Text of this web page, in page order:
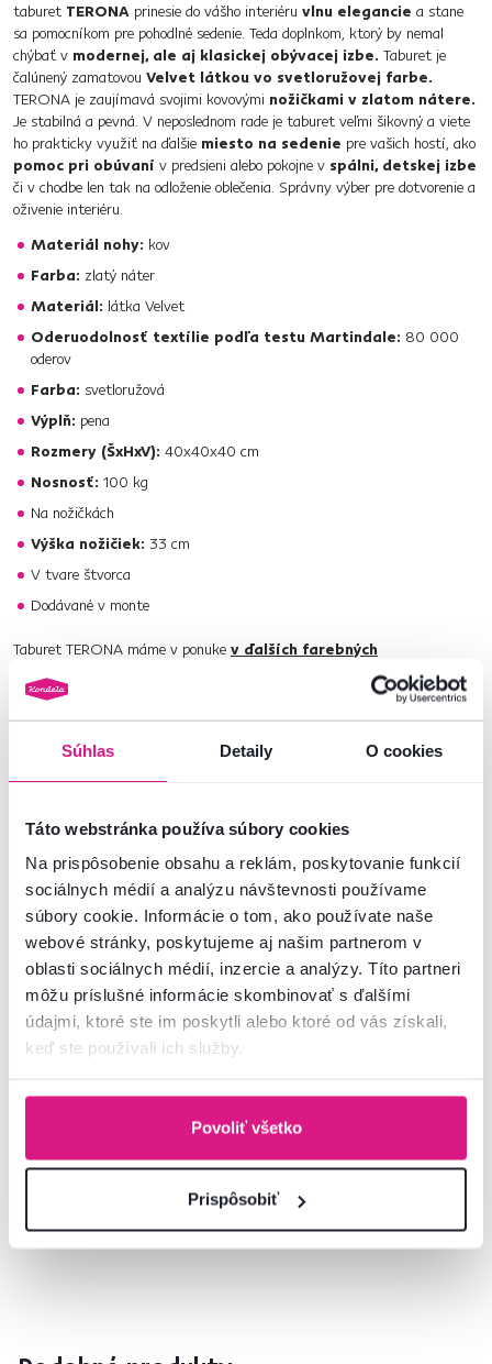
Súhlas Detaily O cookies
Táto webstránka používa súbory cookies
Na prispôsobenie obsahu a reklám, poskytovanie funkcií
sociálnych médií a analýzu návštevnosti používame
súbory cookie. Informácie o tom, ako používate naše
webové stránky, poskytujeme aj našim partnerom v
oblasti sociálnych médií, inzercie a analýzy. Títo partneri
môžu príslušné informácie skombinovať s ďalšími
údajmi, ktoré ste im poskytli alebo ktoré od vás získali,
keď ste používali ich služby.
Povoliť všetko
Prispôsobiť
taburet TERONA prinesie do vášho interiéru vlnu elegancie a stane
sa pomocníkom pre pohodlné sedenie. Teda doplnkom, ktorý by nemal
chýbať v modernej, ale aj klasickej obývacej izbe. Taburet je
čalúnený zamatovou Velvet látkou vo svetloružovej farbe.
TERONA je zaujímavá svojimi kovovými nožičkami v zlatom nátere.
Je stabilná a pevná. V neposlednom rade je taburet veľmi šikovný a viete
ho prakticky využiť na ďalšie miesto na sedenie pre vašich hostí, ako
pomoc pri obúvaní v predsieni alebo pokojne v spálni, detskej izbe
či v chodbe len tak na odloženie oblečenia. Správny výber pre dotvorenie a
oživenie interiéru.
Materiál nohy: kov
Farba: zlatý náter
Materiál: látka Velvet
Oderuodolnosť textílie podľa testu Martindale: 80 000
oderov
Farba: svetloružová
Výplň: pena
Rozmery (ŠxHxV): 40x40x40 cm
Nosnosť: 100 kg
Na nožičkách
Výška nožičiek: 33 cm
V tvare štvorca
Dodávané v monte
Taburet TERONA máme v ponuke v ďalších farebných
Prinášame oveľa viac. Vyberajtez našej širokej ponuky taburetov.
Číslo produktu : 0000290624
Základné parametre
Rozmery a špecifikácie
Informácie o balení
Montážny návod
Nenašli ste požadované informácie?
Kontaktujte nás a my vám radi poradíme
02/ 40 100 100